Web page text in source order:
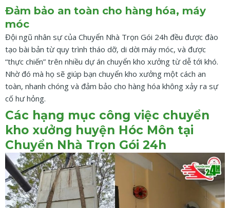
Đảm bảo an toàn cho hàng hóa, máy
móc
Đội ngũ nhân sự của Chuyển Nhà Trọn Gói 24h đều được đào
tạo bài bản từ quy trình tháo dỡ, di dời máy móc, và được
“thực chiến” trên nhiều dự án chuyển kho xưởng từ dễ tới khó.
Nhờ đó mà họ sẽ giúp bạn chuyển kho xưởng một cách an
toàn, nhanh chóng và đảm bảo cho hàng hóa không xảy ra sự
cố hư hỏng.
Các hạng mục công việc chuyển
kho xưởng huyện Hóc Môn tại
Chuyển Nhà Trọn Gói 24h